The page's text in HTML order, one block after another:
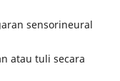
sensorineural
atau tuli secara